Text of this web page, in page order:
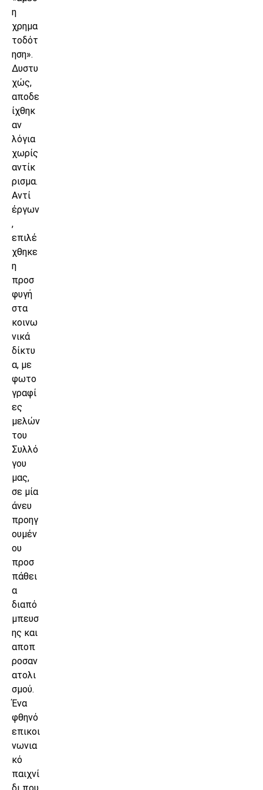
η
χρημα
τοδότ
ηση».
Δυστυ
χώς,
αποδε
ίχθηκ
αν
λόγια
χωρίς
αντίκ
ρισμα.
Αντί
έργων
,
επιλέ
χθηκε
η
προσ
φυγή
στα
κοινω
νικά
δίκτυ
α, με
φωτο
γραφί
ες
μελών
του
Συλλό
γου
μας,
σε μία
άνευ
προηγ
ουμέν
ου
προσ
πάθει
α
διαπό
μπευσ
ης και
αποπ
ροσαν
ατολι
σμού.
Ένα
φθηνό
επικοι
νωνια
κό
παιχνί